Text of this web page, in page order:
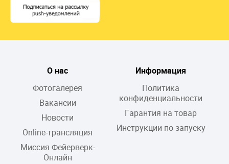
О нас
Фотогалерея
Вакансии
Новости
Online-трансляция
Миссия Фейерверк-
Онлайн
Информация
Политика
конфиденциальности
Гарантия на товар
Инструкции по запуску